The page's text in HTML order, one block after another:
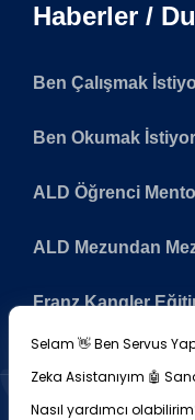
Haberler /
Ben Çalışmak
Ben Okumak
ALD Öğrenci
ALD Mezundan
Franz Kangler
Copyright © 2026
Selam 👋 Ben Servus
Zeka Asistanıyım 🤖
Nasıl yardımcı